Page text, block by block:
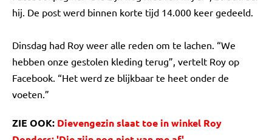
hij. De post werd binnen korte tijd 14.000 keer gedeeld.
Dinsdag had Roy weer alle reden om te lachen. “We
hebben onze gestolen kleding terug”, vertelt Roy op
Facebook. “Het werd ze blijkbaar te heet onder de
voeten.”
ZIE OOK: Dievengezin slaat toe in winkel Roy